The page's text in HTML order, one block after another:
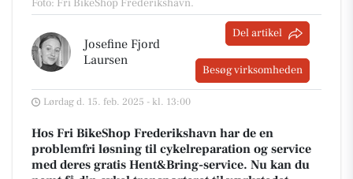
Foto: Fri BikeShop Frederikshavn.
Josefine Fjord
Laursen
Del artikel
Besøg virksomheden
Lørdag d. 15. feb. 2025 - kl. 13:00
Hos Fri BikeShop Frederikshavn har de en
problemfri løsning til cykelreparation og service
med deres gratis Hent&Bring-service. Nu kan du